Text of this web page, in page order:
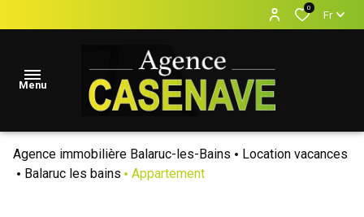
0
Fr
Menu
accueil
Agence immobilière Balaruc-les-Bains
Location vacances
Balaruc les bains
Appartement